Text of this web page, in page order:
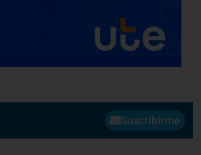
Suscribirme